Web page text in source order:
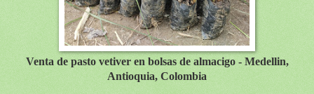
Venta de pasto vetiver en bolsas de almacigo - Medellin,
Antioquia, Colombia